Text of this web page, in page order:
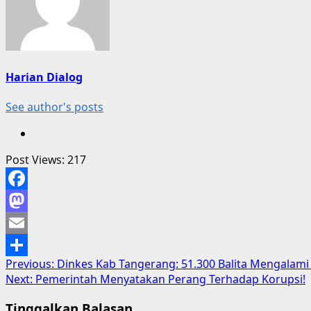
Harian Dialog
See author's posts
Post Views: 217
Facebook
Mastodon
Email
Share
Post
navigation
Previous: Dinkes Kab Tangerang: 51.300 Balita Mengalami
Next: Pemerintah Menyatakan Perang Terhadap Korupsi!